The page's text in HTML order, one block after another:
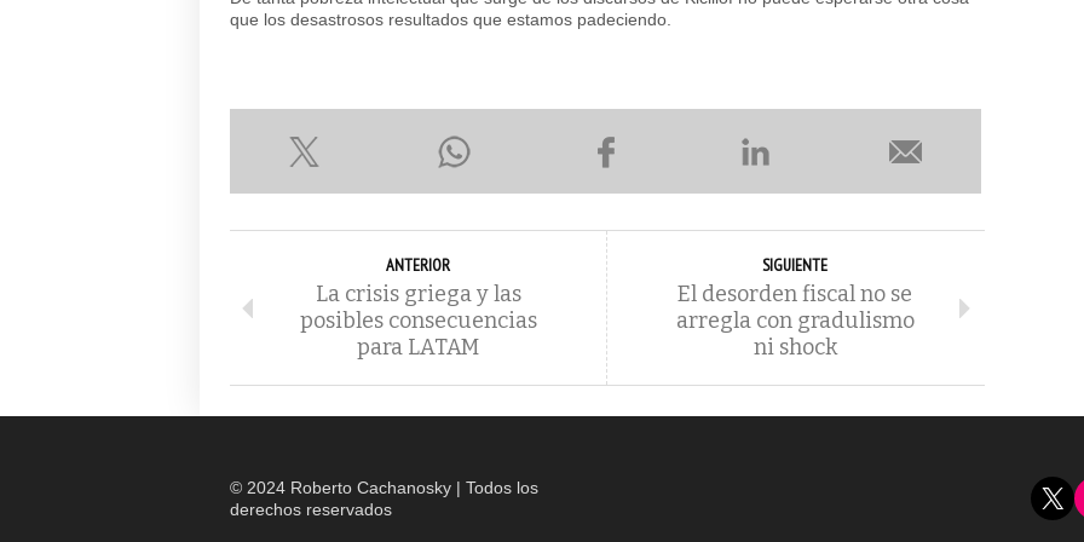
que los desastrosos resultados que estamos padeciendo.
ANTERIOR
La crisis griega y las
posibles consecuencias
para LATAM
SIGUIENTE
El desorden fiscal no se
arregla con gradulismo
ni shock
© 2024 Roberto Cachanosky | Todos los
derechos reservados
X